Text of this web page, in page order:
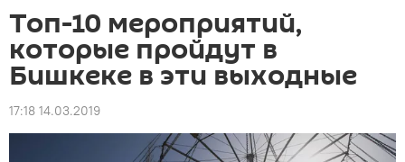
Топ-10 мероприятий,
которые пройдут в
Бишкеке в эти выходные
17:18 14.03.2019